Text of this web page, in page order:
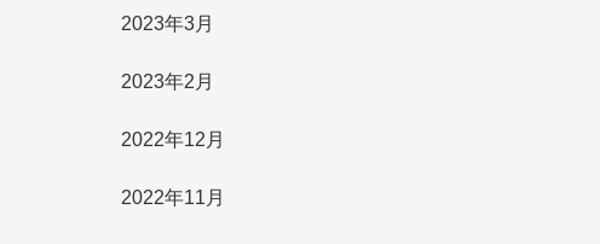
2023年3月
2023年2月
2022年12月
2022年11月